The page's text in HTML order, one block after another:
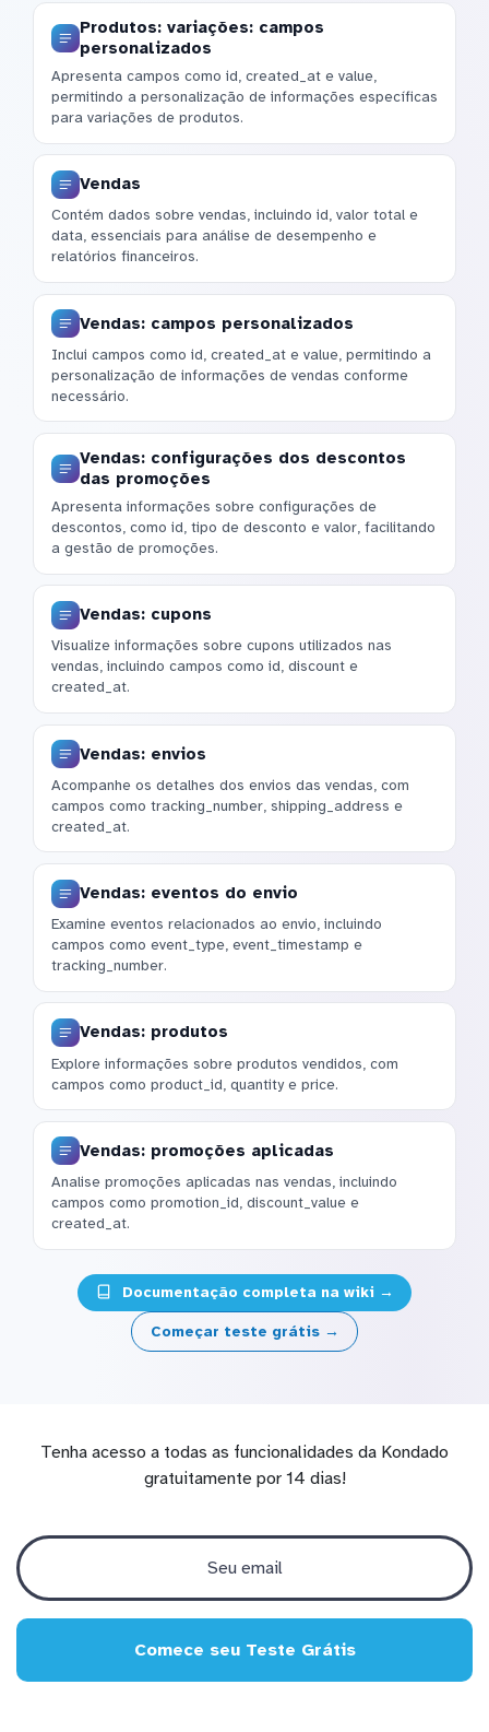
Produtos: variações: campos
personalizados
Apresenta campos como id, created_at e value,
permitindo a personalização de informações específicas
para variações de produtos.
Vendas
Contém dados sobre vendas, incluindo id, valor total e
data, essenciais para análise de desempenho e
relatórios financeiros.
Vendas: campos personalizados
Inclui campos como id, created_at e value, permitindo a
personalização de informações de vendas conforme
necessário.
Vendas: configurações dos descontos
das promoções
Apresenta informações sobre configurações de
descontos, como id, tipo de desconto e valor, facilitando
a gestão de promoções.
Vendas: cupons
Visualize informações sobre cupons utilizados nas
vendas, incluindo campos como id, discount e
created_at.
Vendas: envios
Acompanhe os detalhes dos envios das vendas, com
campos como tracking_number, shipping_address e
created_at.
Vendas: eventos do envio
Examine eventos relacionados ao envio, incluindo
campos como event_type, event_timestamp e
tracking_number.
Vendas: produtos
Explore informações sobre produtos vendidos, com
campos como product_id, quantity e price.
Vendas: promoções aplicadas
Analise promoções aplicadas nas vendas, incluindo
campos como promotion_id, discount_value e
created_at.
Documentação completa na wiki →
Começar teste grátis →
Tenha acesso a todas as funcionalidades da Kondado
gratuitamente por 14 dias!
Comece seu Teste Grátis